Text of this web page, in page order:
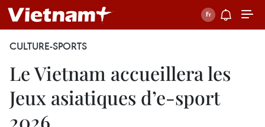
CULTURE-SPORTS
Le Vietnam accueillera les
Jeux asiatiques d’e-sport
2026